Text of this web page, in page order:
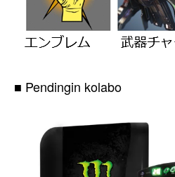
■ Pendingin kolabo